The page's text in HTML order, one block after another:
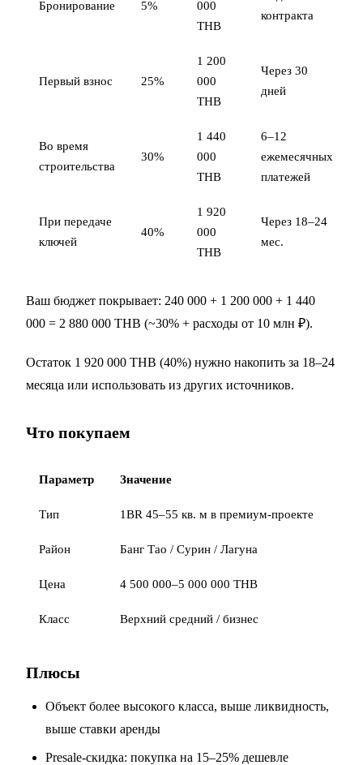
Бронирование 5%
000
THB
контракта
Первый взнос 25%
1 200
000
THB
Через 30
дней
Во время
строительства
30%
1 440
000
THB
6–12
ежемесячных
платежей
При передаче
ключей
40%
1 920
000
THB
Через 18–24
мес.
Ваш бюджет покрывает: 240 000 + 1 200 000 + 1 440
000 = 2 880 000 THB (~30% + расходы от 10 млн ₽).
Остаток 1 920 000 THB (40%) нужно накопить за 18–24
месяца или использовать из других источников.
Что покупаем
Параметр Значение
Тип 1BR 45–55 кв. м в премиум-проекте
Район Банг Тао / Сурин / Лагуна
Цена 4 500 000–5 000 000 THB
Класс Верхний средний / бизнес
Плюсы
Объект более высокого класса, выше ликвидность,
выше ставки аренды
Presale-скидка: покупка на 15–25% дешевле